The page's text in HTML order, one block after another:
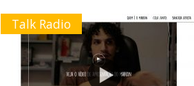
Talk Radio